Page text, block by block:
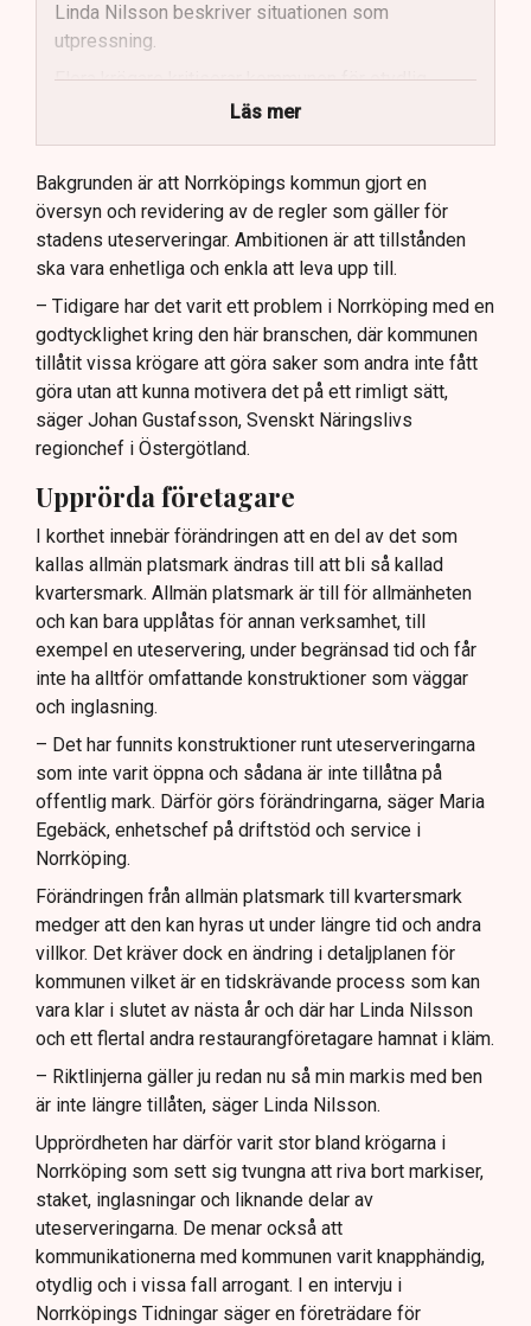
Linda Nilsson beskriver situationen som
utpressning.
Flera krögare kritiserar kommunen för otydlig
Kommunen vill skapa enhetliga regler för
uteserveringar.
Lindas Kula ställer in uteserveringen för
sommaren.
Läs mer
Bakgrunden är att Norrköpings kommun gjort en
översyn och revidering av de regler som gäller för
stadens uteserveringar. Ambitionen är att tillstånden
ska vara enhetliga och enkla att leva upp till.
– Tidigare har det varit ett problem i Norrköping med en
godtycklighet kring den här branschen, där kommunen
tillåtit vissa krögare att göra saker som andra inte fått
göra utan att kunna motivera det på ett rimligt sätt,
säger Johan Gustafsson, Svenskt Näringslivs
regionchef i Östergötland.
Upprörda företagare
I korthet innebär förändringen att en del av det som
kallas allmän platsmark ändras till att bli så kallad
kvartersmark. Allmän platsmark är till för allmänheten
och kan bara upplåtas för annan verksamhet, till
exempel en uteservering, under begränsad tid och får
inte ha alltför omfattande konstruktioner som väggar
och inglasning.
– Det har funnits konstruktioner runt uteserveringarna
som inte varit öppna och sådana är inte tillåtna på
offentlig mark. Därför görs förändringarna, säger Maria
Egebäck, enhetschef på driftstöd och service i
Norrköping.
Förändringen från allmän platsmark till kvartersmark
medger att den kan hyras ut under längre tid och andra
villkor. Det kräver dock en ändring i detaljplanen för
kommunen vilket är en tidskrävande process som kan
vara klar i slutet av nästa år och där har Linda Nilsson
och ett flertal andra restaurangföretagare hamnat i kläm.
– Riktlinjerna gäller ju redan nu så min markis med ben
är inte längre tillåten, säger Linda Nilsson.
Upprördheten har därför varit stor bland krögarna i
Norrköping som sett sig tvungna att riva bort markiser,
staket, inglasningar och liknande delar av
uteserveringarna. De menar också att
kommunikationerna med kommunen varit knapphändig,
otydlig och i vissa fall arrogant. I en intervju i
Norrköpings Tidningar säger en företrädare för